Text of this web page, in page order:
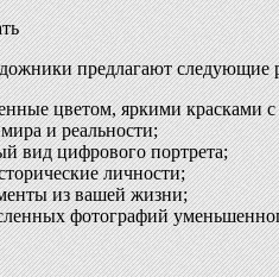
предлагают следующие
цветом, яркими красками
и реальности;
вид цифрового портрета;
личности;
из вашей жизни;
фотографий